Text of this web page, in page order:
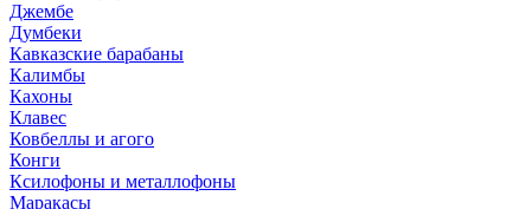
Джембе
Думбеки
Кавказские барабаны
Калимбы
Кахоны
Клавес
Ковбеллы и агого
Конги
Ксилофоны и металлофоны
Маракасы